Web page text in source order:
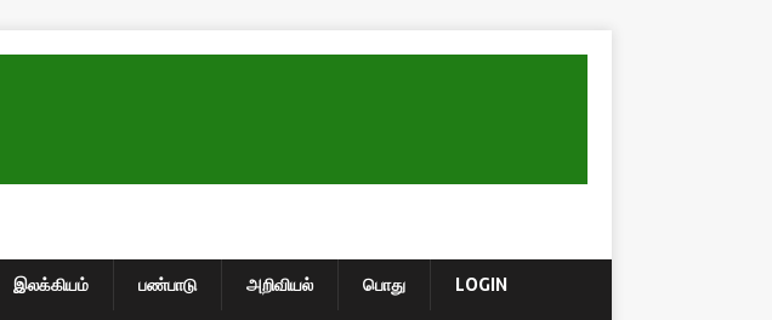
இலக்கியம் பண்பாடு அறிவியல் பொது
LOGIN